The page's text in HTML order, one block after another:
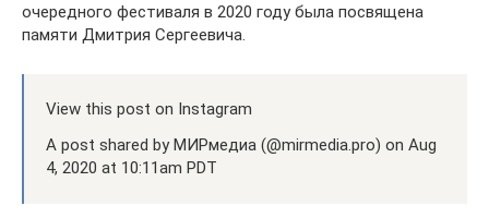
очередного фестиваля в 2020 году была посвящена
памяти Дмитрия Сергеевича.
View this post on Instagram
A post shared by МИРмедиа (@mirmedia.pro) on Aug
4, 2020 at 10:11am PDT